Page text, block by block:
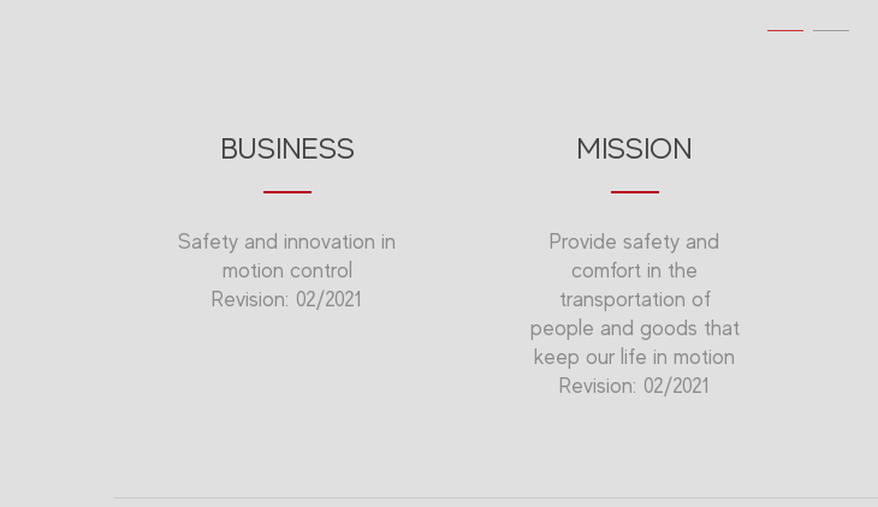
BUSINESS
Safety and innovation in
motion control
Revision: 02/2021
MISSION
Provide safety and
comfort in the
transportation of
people and goods that
keep our life in motion
Revision: 02/2021